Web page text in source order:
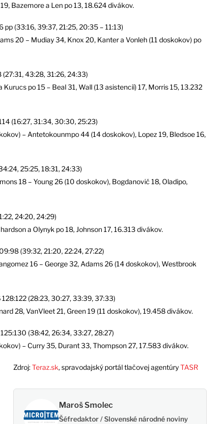
Bazemore a Len po 13, 18.624 divákov.
pp (33:16, 39:37, 21:25, 20:35 – 11:13)
20 – Mudiay 34, Knox 20, Kanter a Vonleh (11 doskokov) po
(27:31, 43:28, 31:26, 24:33)
po 15 – Beal 31, Wall (13 asistencií) 17, Morris 15, 13.232
(16:27, 31:34, 30:30, 25:23)
– Antetokounmpo 44 (14 doskokov), Lopez 19, Bledsoe 16,
25:25, 18:31, 24:33)
18 – Young 26 (10 doskokov), Bogdanovič 18, Oladipo,
24:20, 24:29)
a Olynyk po 18, Johnson 17, 16.313 divákov.
(39:32, 21:20, 22:24, 27:22)
16 – George 32, Adams 26 (14 doskokov), Westbrook
128:122 (28:23, 30:27, 33:39, 37:33)
28, VanVleet 21, Green 19 (11 doskokov), 19.458 divákov.
125:130 (38:42, 26:34, 33:27, 28:27)
– Curry 35, Durant 33, Thompson 27, 17.583 divákov.
Zdroj:Teraz.sk, spravodajský portál tlačovej agentúryTASR
Maroš Smolec
Šéfredaktor / Slovenské národné noviny